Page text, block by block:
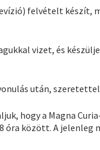
felvételt
vizet, és
után,
hogy a Magna
óra között. A